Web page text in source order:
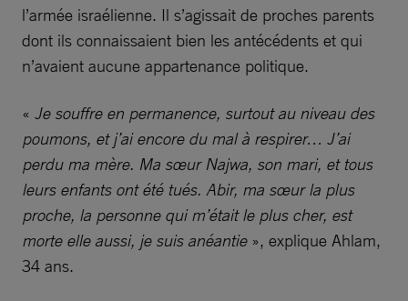
l’armée israélienne. Il s’agissait de proches parents
dont ils connaissaient bien les antécédents et qui
n’avaient aucune appartenance politique.
« Je souffre en permanence, surtout au niveau des
poumons, et j’ai encore du mal à respirer… J’ai
perdu ma mère. Ma sœur Najwa, son mari, et tous
leurs enfants ont été tués. Abir, ma sœur la plus
proche, la personne qui m’était le plus cher, est
morte elle aussi, je suis anéantie», explique Ahlam,
34 ans.